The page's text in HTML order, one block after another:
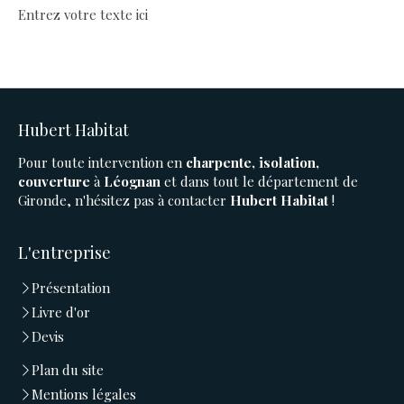
Entrez votre texte ici
Hubert Habitat
Pour toute intervention en charpente, isolation,
couverture à Léognan et dans tout le département de
Gironde, n'hésitez pas à contacter Hubert Habitat !
L'entreprise
Présentation
Livre d'or
Devis
Plan du site
Mentions légales